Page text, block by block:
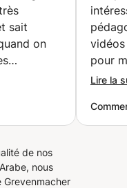
comme
sait
on
ses
et
à
vivement
pour
qu’il
Lire la
de nos
nous
Grevenmacher